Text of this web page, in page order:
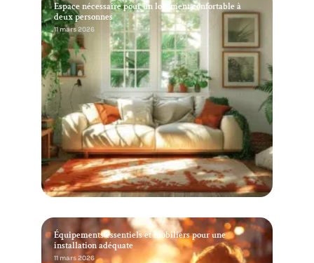
Espace nécessaire pour un logement confortable à
deux personnes
11 mars 2026
Équipements essentiels et mobiliers pour une
installation adéquate
11 mars 2026